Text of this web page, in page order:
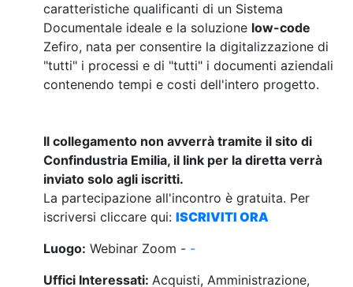
caratteristiche qualificanti di un Sistema
Documentale ideale e la soluzione low-code
Zefiro, nata per consentire la digitalizzazione di
"tutti" i processi e di "tutti" i documenti aziendali
contenendo tempi e costi dell'intero progetto.
Il collegamento non avverrà tramite il sito di
Confindustria Emilia, il link per la diretta verrà
inviato solo agli iscritti.
La partecipazione all'incontro è gratuita. Per
iscriversi cliccare qui: ISCRIVITI ORA
Luogo: Webinar Zoom - -
Uffici Interessati: Acquisti, Amministrazione,